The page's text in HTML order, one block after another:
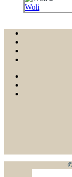
Woli